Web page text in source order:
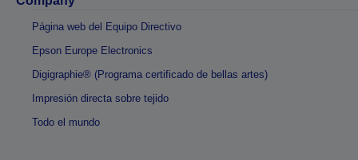
Página web del Equipo Directivo
Epson Europe Electronics
Digigraphie® (Programa certificado de bellas artes)
Impresión directa sobre tejido
Todo el mundo